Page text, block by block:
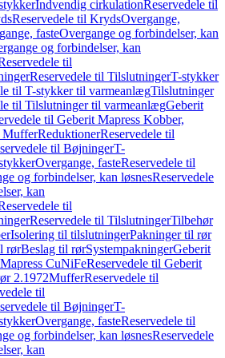
Indvendig cirkulationReservedele til
Reservedele til KrydsOvergange,
fasteOvergange og forbindelser, kan
og forbindelser, kan
til
Reservedele til TilslutningerT-stykker
til T-stykker til varmeanlægTilslutninger
til Tilslutninger til varmeanlægGeberit
til Geberit Mapress Kobber,
MufferReduktionerReservedele til
til BøjningerT-
Overgange, fasteReservedele til
og forbindelser, kan løsnesReservedele
kan
til
Reservedele til TilslutningerTilbehør
Isolering til tilslutningerPakninger til rør
rørBeslag til rørSystempakningerGeberit
CuNiFeReservedele til Geberit
2.1972MufferReservedele til
til
til BøjningerT-
Overgange, fasteReservedele til
og forbindelser, kan løsnesReservedele
kan